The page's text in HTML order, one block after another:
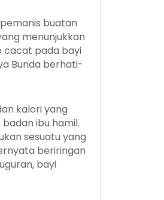
buatan
menunjukkan
cacat pada bayi
Bunda berhati-
kalori yang
ibu hamil.
sesuatu yang
beriringan
bayi